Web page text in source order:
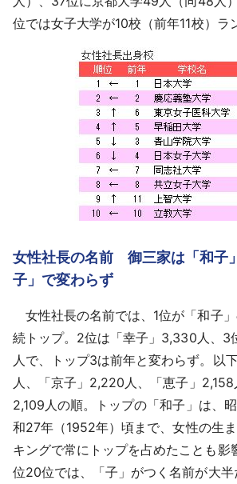
位では女子大学が10校（前年11校）ラ
女性社長の名前 御三家は「和子
子」で変わらず
女性社長の名前では、1位が「和子
続トップ。2位は「幸子」3,330人、3
人で、トップ3は前年と変わらず。以
人、「京子」2,220人、「恵子」2,158
2,109人の順。トップの「和子」は、
和27年（1952年）頃まで、女性の生
キングで常にトップを占めたことも影
位20位では、「子」がつく名前が大